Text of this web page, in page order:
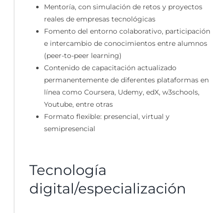
Mentoría, con simulación de retos y proyectos
reales de empresas tecnológicas
Fomento del entorno colaborativo, participación
e intercambio de conocimientos entre alumnos
(peer-to-peer learning)
Contenido de capacitación actualizado
permanentemente de diferentes plataformas en
línea como Coursera, Udemy, edX, w3schools,
Youtube, entre otras
Formato flexible: presencial, virtual y
semipresencial
Tecnología
digital/especialización